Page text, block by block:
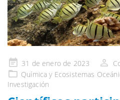
Publicado
en
31 de enero de 2023
Química y Ecosistemas
Investigación